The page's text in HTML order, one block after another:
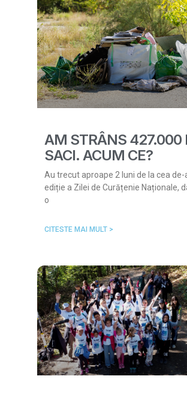
AM STRÂNS 427.000
SACI. ACUM CE?
Au trecut aproape 2 luni de la cea de-
ediție a Zilei de Curățenie Naționale,
o
CITESTE MAI MULT >